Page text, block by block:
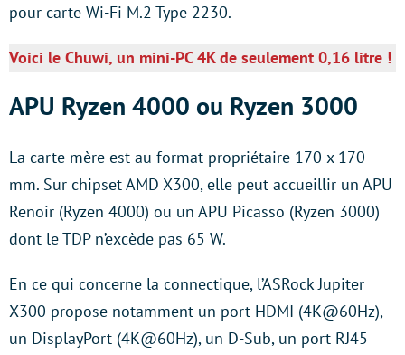
pour carte Wi-Fi M.2 Type 2230.
Voici le Chuwi, un mini-PC 4K de seulement 0,16 litre !
APU Ryzen 4000 ou Ryzen 3000
La carte mère est au format propriétaire 170 x 170
mm. Sur chipset AMD X300, elle peut accueillir un APU
Renoir (Ryzen 4000) ou un APU Picasso (Ryzen 3000)
dont le TDP n’excède pas 65 W.
En ce qui concerne la connectique, l’ASRock Jupiter
X300 propose notamment un port HDMI (4K@60Hz),
un DisplayPort (4K@60Hz), un D-Sub, un port RJ45